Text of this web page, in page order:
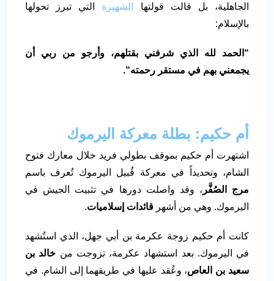
الجاهلية، بل قالت قولتها
الشهيرة التي تبرز تحولها
بالإسلام:
“ الحمد لله الذي شرفني بقتلهم، وأرجو من ربي أن
يجمعني بهم في مستقر رحمته“.
أم حكيم: بطلة معركة اليرموك
اشتهرت أم حكيم بموقف بطولي فريد خلال معارك فتوح
الشام، وتحديداً في معركة قُبيل اليرموك تُعرف باسم
مرج الصُفَّر ، وقد واصلت دورها في تثبيت الجيش في
اليرموك. وهي من أشهر قائدات إسلاميات.
كانت أم حكيم زوجة عكرمة بن أبي جهل، الذي استُشهد
في اليرموك. بعد استشهاد عكرمة، تزوجت من خالد بن
سعيد بن العاص، وعُقد عليها في طريقهما إلى الشام. في